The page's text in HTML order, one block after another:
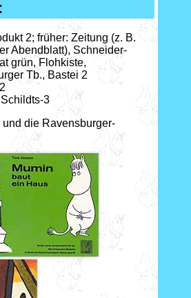
2; früher: Zeitung (z. B.
Abendblatt), Schneider-
grün, Flohkiste,
Tb., Bastei 2
3
die Ravensburger-